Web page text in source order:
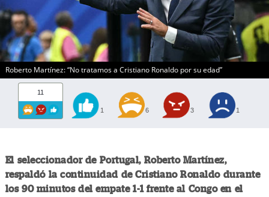
Roberto Martínez: “No tratamos a Cristiano Ronaldo por su edad”
11
1 6 3 1
El seleccionador de Portugal, Roberto Martínez,
respaldó la continuidad de Cristiano Ronaldo durante
los 90 minutos del empate 1-1 frente al Congo en el